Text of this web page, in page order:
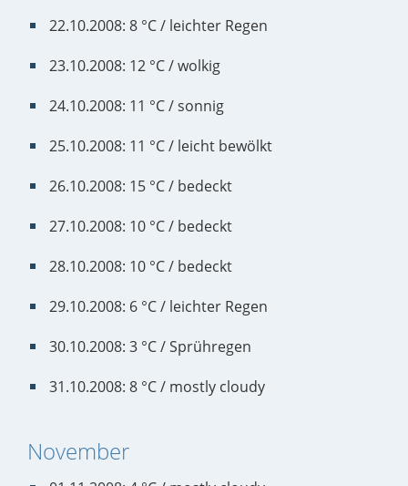
22.10.2008: 8 °C / leichter Regen
23.10.2008: 12 °C / wolkig
24.10.2008: 11 °C / sonnig
25.10.2008: 11 °C / leicht bewölkt
26.10.2008: 15 °C / bedeckt
27.10.2008: 10 °C / bedeckt
28.10.2008: 10 °C / bedeckt
29.10.2008: 6 °C / leichter Regen
30.10.2008: 3 °C / Sprühregen
31.10.2008: 8 °C / mostly cloudy
November